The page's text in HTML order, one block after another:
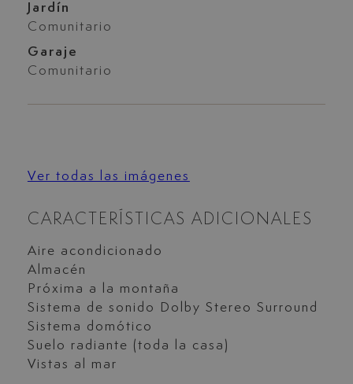
Jardín
Comunitario
Garaje
Comunitario
Ver todas las imágenes
CARACTERÍSTICAS ADICIONALES
Aire acondicionado
Almacén
Próxima a la montaña
Sistema de sonido Dolby Stereo Surround
Sistema domótico
Suelo radiante (toda la casa)
Vistas al mar